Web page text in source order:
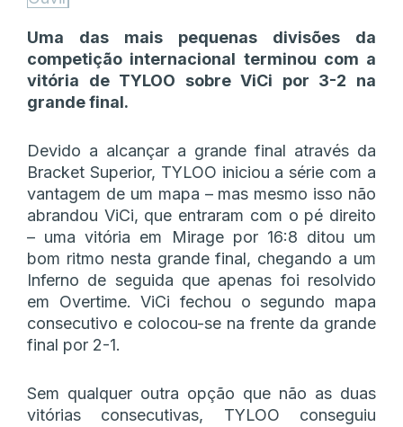
Uma das mais pequenas divisões da
competição internacional terminou com a
vitória de TYLOO sobre ViCi por 3-2 na
grande final.
Devido a alcançar a grande final através da
Bracket Superior, TYLOO iniciou a série com a
vantagem de um mapa – mas mesmo isso não
abrandou ViCi, que entraram com o pé direito
– uma vitória em Mirage por 16:8 ditou um
bom ritmo nesta grande final, chegando a um
Inferno de seguida que apenas foi resolvido
em Overtime. ViCi fechou o segundo mapa
consecutivo e colocou-se na frente da grande
final por 2-1.
Sem qualquer outra opção que não as duas
vitórias consecutivas, TYLOO conseguiu